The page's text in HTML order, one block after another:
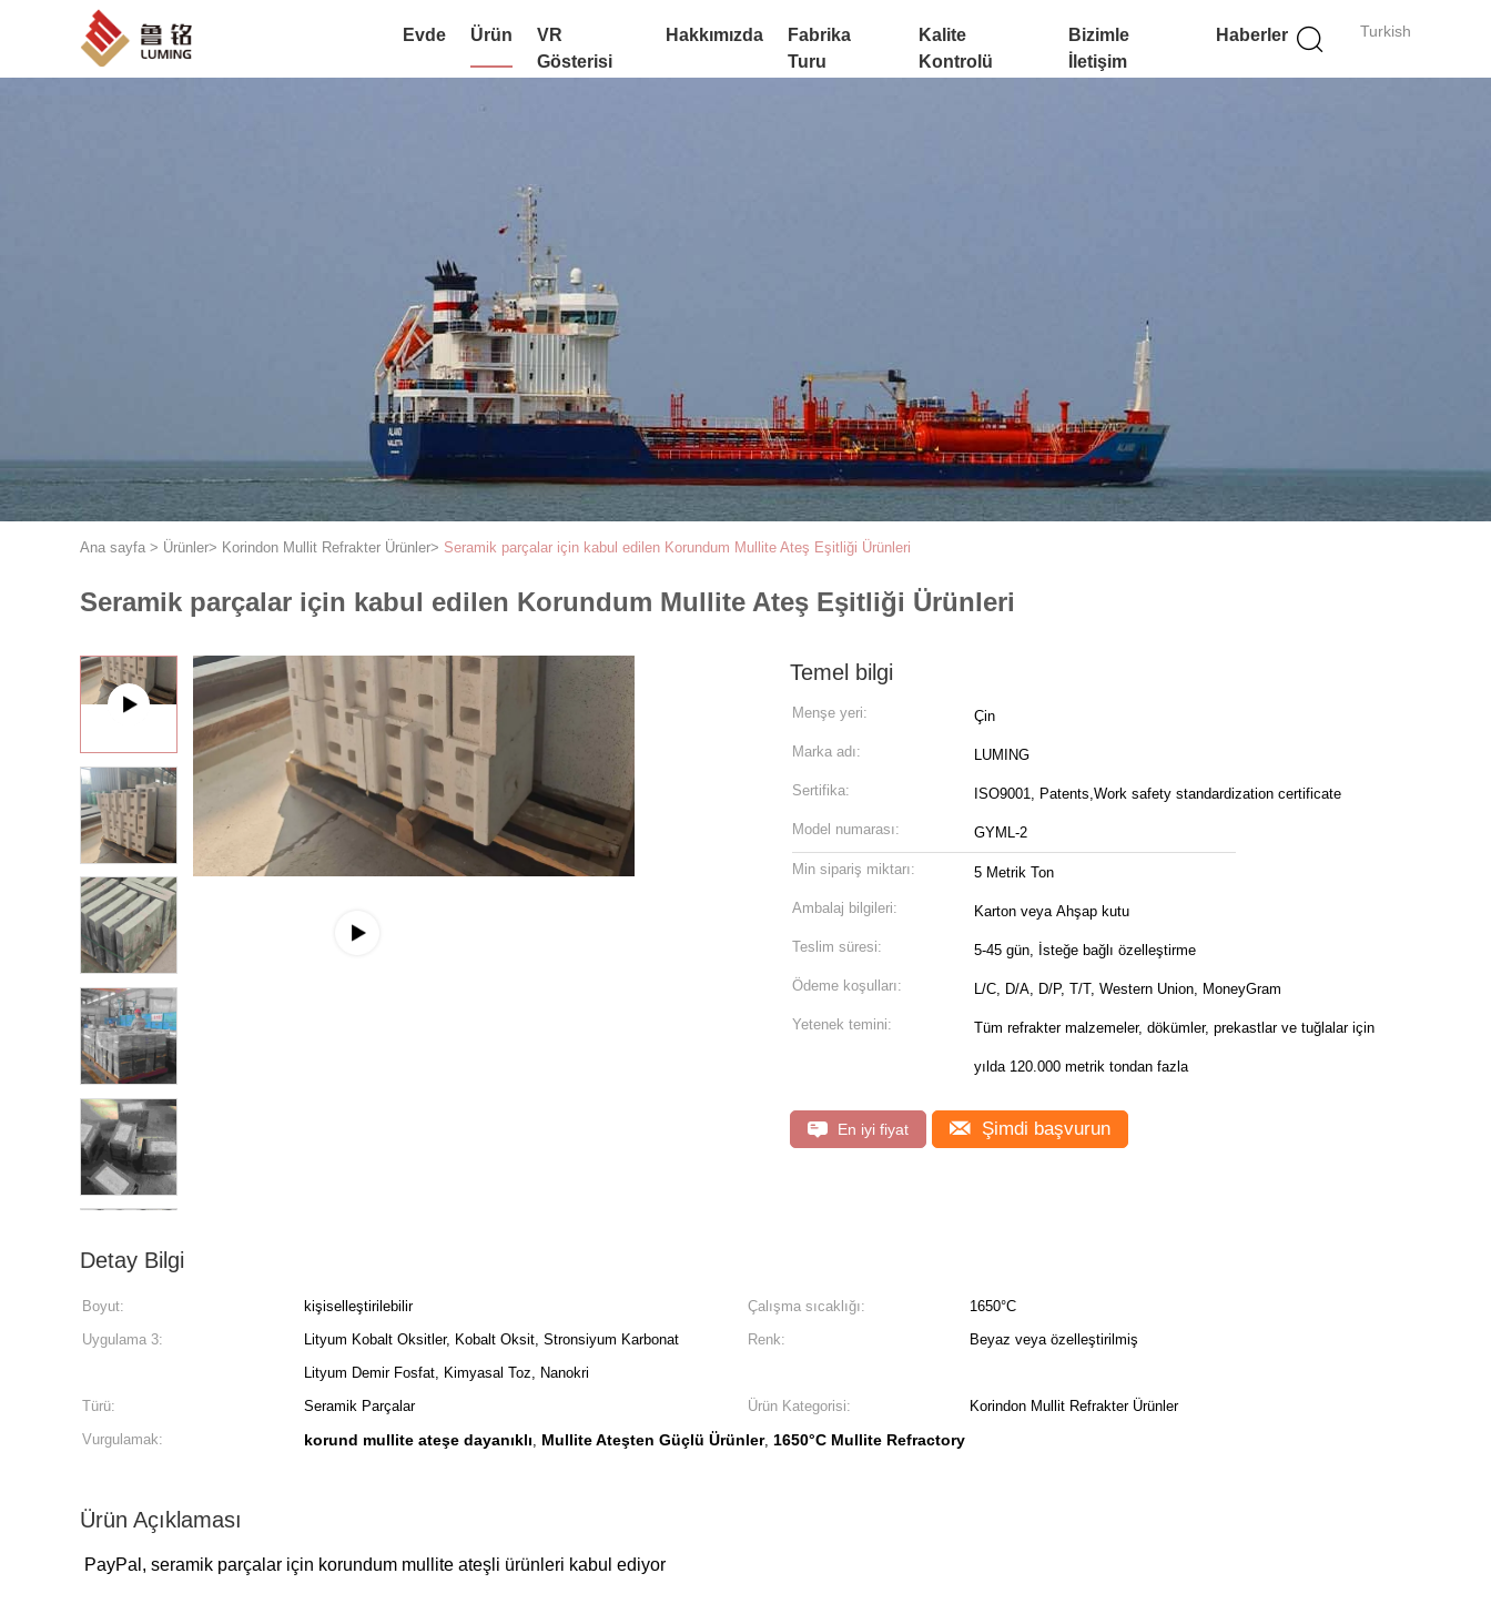
Turkish
Evde Ürün
VR
Gösterisi
Hakkımızda
Fabrika
Turu
Kalite
Kontrolü
Bizimle
İletişim
Haberler
Ana sayfa > Ürünler> Korindon Mullit Refrakter Ürünler> Seramik parçalar için kabul edilen Korundum Mullite Ateş Eşitliği Ürünleri
Seramik parçalar için kabul edilen Korundum Mullite Ateş Eşitliği Ürünleri
Temel bilgi
Menşe yeri: Çin
Marka adı: LUMING
Sertifika: ISO9001, Patents,Work safety standardization certificate
Model numarası: GYML-2
Min sipariş miktarı: 5 Metrik Ton
Ambalaj bilgileri: Karton veya Ahşap kutu
Teslim süresi: 5-45 gün, İsteğe bağlı özelleştirme
Ödeme koşulları: L/C, D/A, D/P, T/T, Western Union, MoneyGram
Yetenek temini: Tüm refrakter malzemeler, dökümler, prekastlar ve tuğlalar için
yılda 120.000 metrik tondan fazla
En iyi fiyat Şimdi başvurun
Detay Bilgi
Boyut: kişiselleştirilebilir Çalışma sıcaklığı:
1650°C
Uygulama 3:
Lityum Kobalt Oksitler, Kobalt Oksit, Stronsiyum Karbonat
Lityum Demir Fosfat, Kimyasal Toz, Nanokri
Renk: Beyaz veya özelleştirilmiş
Türü: Seramik Parçalar Ürün Kategorisi:
Korindon Mullit Refrakter Ürünler
Vurgulamak:
korund mullite ateşe dayanıklı, Mullite Ateşten Güçlü Ürünler, 1650°C Mullite Refractory
Ürün Açıklaması
PayPal, seramik parçalar için korundum mullite ateşli ürünleri kabul ediyor